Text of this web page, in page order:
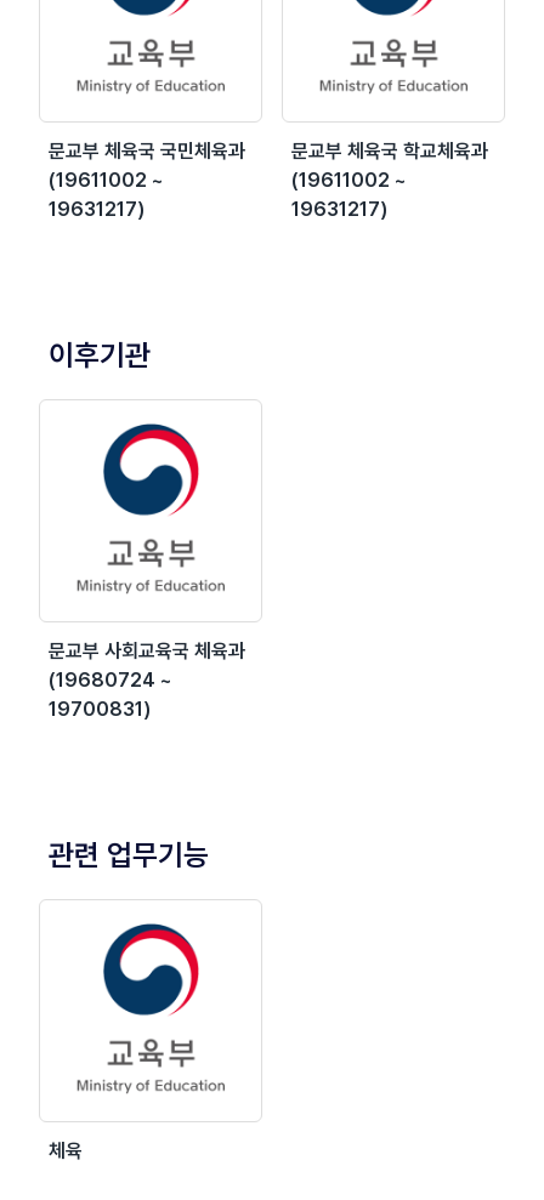
문교부 체육국 국민체육과
(19611002 ~
19631217)
문교부 체육국 학교체육과
(19611002 ~
19631217)
이후기관
문교부 사회교육국 체육과
(19680724 ~
19700831)
관련 업무기능
체육